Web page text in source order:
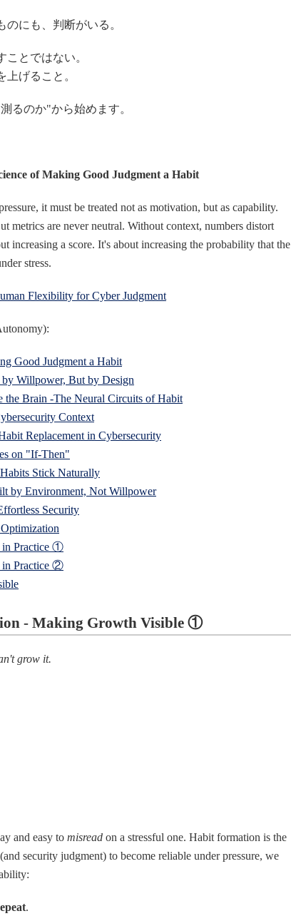
にも、判断がいる。
とではない。
げること。
るのか"から始めます。
of Making Good Judgment a Habit
it must be treated not as motivation, but as capability.
metrics are never neutral. Without context, numbers distort
increasing a score. It's about increasing the probability that the
stress.
Flexibility for Cyber Judgment
Good Judgment a Habit
Willpower, But by Design
the Brain -The Neural Circuits of Habit
Context
Replacement in Cybersecurity
on "If-Then"
Stick Naturally
by Environment, Not Willpower
Security
in Practice ①
in Practice ②
- Making Growth Visible ①
grow it.
and easy to misread on a stressful one. Habit formation is the
security judgment) to become reliable under pressure, we
.